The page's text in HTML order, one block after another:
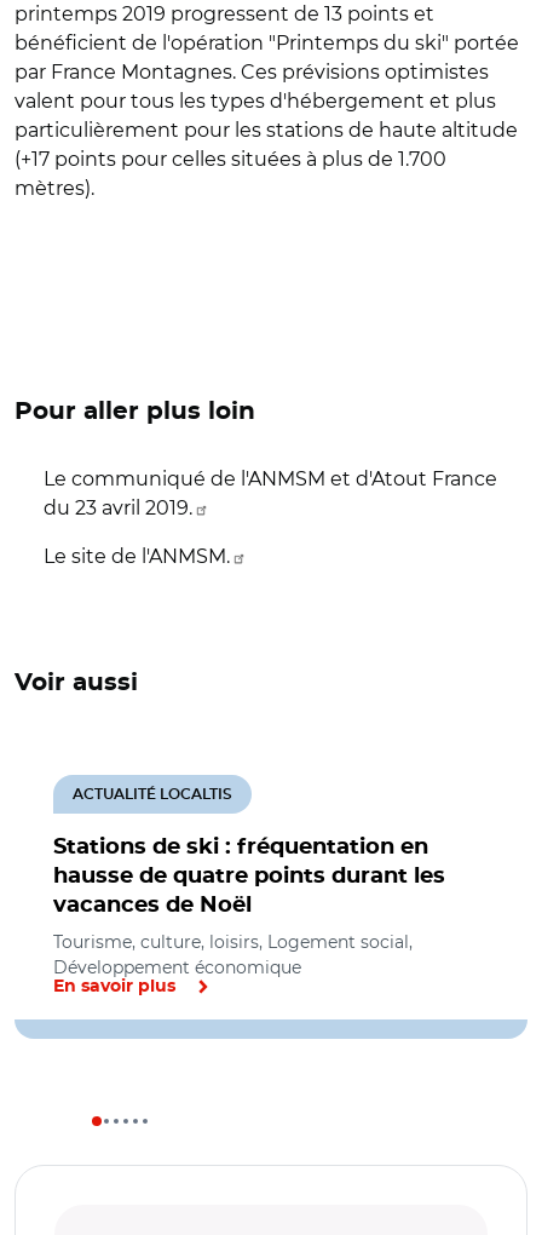
printemps 2019 progressent de 13 points et
bénéficient de l'opération "Printemps du ski" portée
par France Montagnes. Ces prévisions optimistes
valent pour tous les types d'hébergement et plus
particulièrement pour les stations de haute altitude
(+17 points pour celles situées à plus de 1.700
mètres).
Pour aller plus loin
Le communiqué de l'ANMSM et d'Atout France
du 23 avril 2019.
Le site de l'ANMSM.
Voir aussi
Stations de ski : fréquentation en
hausse de quatre points durant les
vacances de Noël
ACTUALITÉ LOCALTIS
Tourisme, culture, loisirs, Logement social,
Développement économique
En savoir plus